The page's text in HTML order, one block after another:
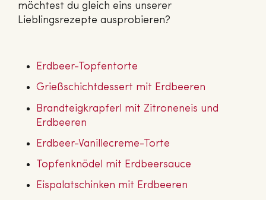
möchtest du gleich eins unserer
Lieblingsrezepte ausprobieren?
Erdbeer-Top­fen­tor­te
Grieß­schicht­des­sert mit Erdbeeren
Brand­teig­krap­ferl mit Zi­tro­nen­eis und
Erdbeeren
Erdbeer-Va­nille­creme-Torte
Top­fen­knö­del mit Erd­beer­sauce
Eis­pa­la­tschin­ken mit Erdbeeren